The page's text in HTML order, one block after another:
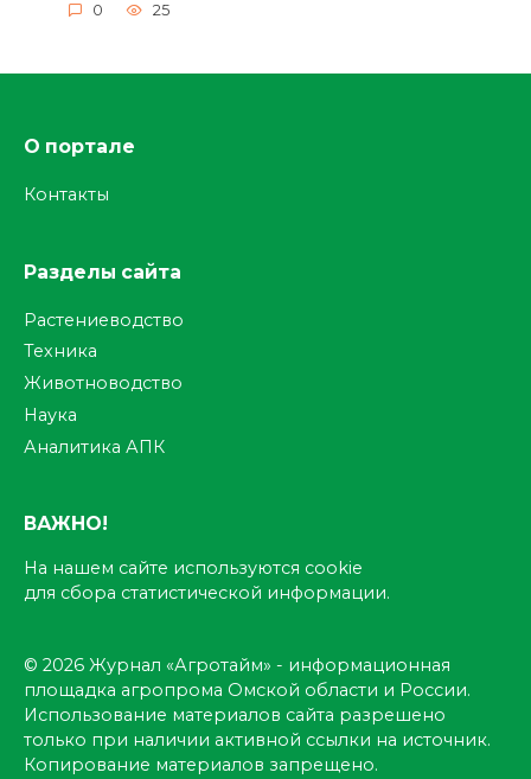
0 25
О портале
Контакты
Разделы сайта
Растениеводство
Техника
Животноводство
Наука
Аналитика АПК
ВАЖНО!
На нашем сайте используются cookie
для сбора статистической информации.
© 2026 Журнал «Агротайм» - информационная
площадка агропрома Омской области и России.
Использование материалов сайта разрешено
только при наличии активной ссылки на источник.
Копирование материалов запрещено.